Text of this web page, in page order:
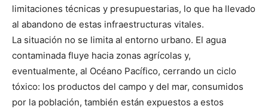
limitaciones técnicas y presupuestarias, lo que ha llevado
al abandono de estas infraestructuras vitales.
La situación no se limita al entorno urbano. El agua
contaminada fluye hacia zonas agrícolas y,
eventualmente, al Océano Pacífico, cerrando un ciclo
tóxico: los productos del campo y del mar, consumidos
por la población, también están expuestos a estos